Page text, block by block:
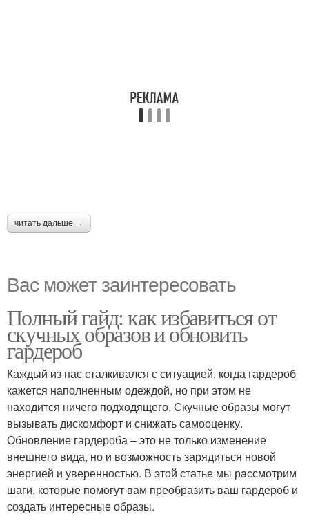
читать дальше →
Вас может заинтересовать
Полный гайд: как избавиться от
скучных образов и обновить
гардероб
Каждый из нас сталкивался с ситуацией, когда гардероб
кажется наполненным одеждой, но при этом не
находится ничего подходящего. Скучные образы могут
вызывать дискомфорт и снижать самооценку.
Обновление гардероба – это не только изменение
внешнего вида, но и возможность зарядиться новой
энергией и уверенностью. В этой статье мы рассмотрим
шаги, которые помогут вам преобразить ваш гардероб и
создать интересные образы.